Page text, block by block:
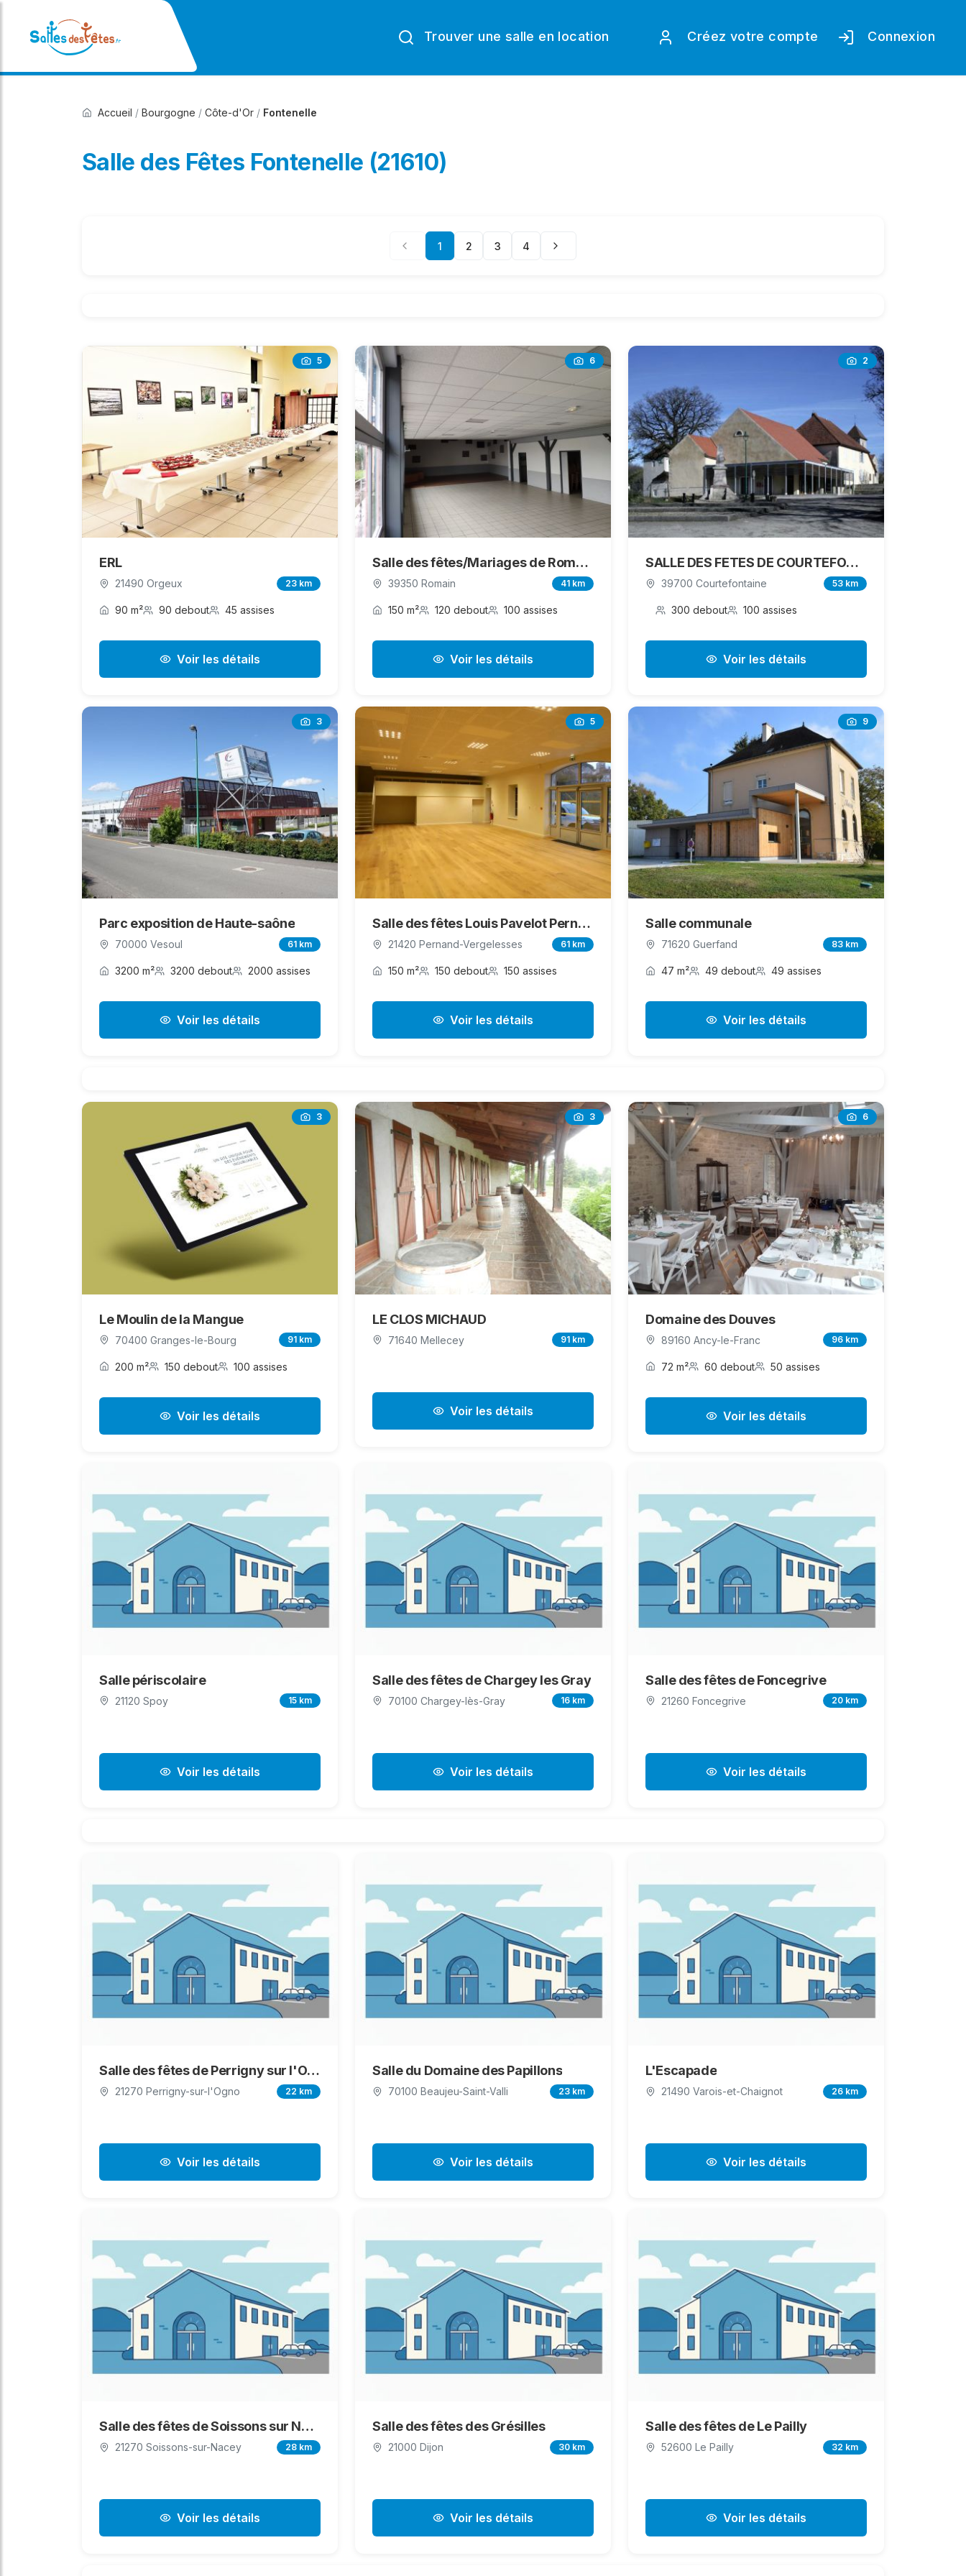
Trouver une salle en location Créez votre compte Connexion
Accueil / Bourgogne / Côte-d'Or / Fontenelle
Salle des Fêtes Fontenelle (21610)
1 2 3 4
5
ERL
21490 Orgeux 23 km
90 m² 90 debout 45 assises
Voir les détails
6
Salle des fêtes/Mariages de Romain Vigearde
39350 Romain 41 km
150 m² 120 debout 100 assises
Voir les détails
2
SALLE DES FETES DE COURTEFONTAINE
39700 Courtefontaine 53 km
300 debout 100 assises
Voir les détails
3
Parc exposition de Haute-saône
70000 Vesoul 61 km
3200 m² 3200 debout 2000 assises
Voir les détails
5
Salle des fêtes Louis Pavelot Pernand-Vergelesses
21420 Pernand-Vergelesses 61 km
150 m² 150 debout 150 assises
Voir les détails
9
Salle communale
71620 Guerfand 83 km
47 m² 49 debout 49 assises
Voir les détails
3
Le Moulin de la Mangue
70400 Granges-le-Bourg 91 km
200 m² 150 debout 100 assises
Voir les détails
3
LE CLOS MICHAUD
71640 Mellecey 91 km
Voir les détails
6
Domaine des Douves
89160 Ancy-le-Franc 96 km
72 m² 60 debout 50 assises
Voir les détails
Salle périscolaire
21120 Spoy 15 km
Voir les détails
Salle des fêtes de Chargey les Gray
70100 Chargey-lès-Gray 16 km
Voir les détails
Salle des fêtes de Foncegrive
21260 Foncegrive 20 km
Voir les détails
Salle des fêtes de Perrigny sur l'Ognon
21270 Perrigny-sur-l'Ogno 22 km
Voir les détails
Salle du Domaine des Papillons
70100 Beaujeu-Saint-Valli 23 km
Voir les détails
L'Escapade
21490 Varois-et-Chaignot 26 km
Voir les détails
Salle des fêtes de Soissons sur Nacey
21270 Soissons-sur-Nacey 28 km
Voir les détails
Salle des fêtes des Grésilles
21000 Dijon 30 km
Voir les détails
Salle des fêtes de Le Pailly
52600 Le Pailly 32 km
Voir les détails